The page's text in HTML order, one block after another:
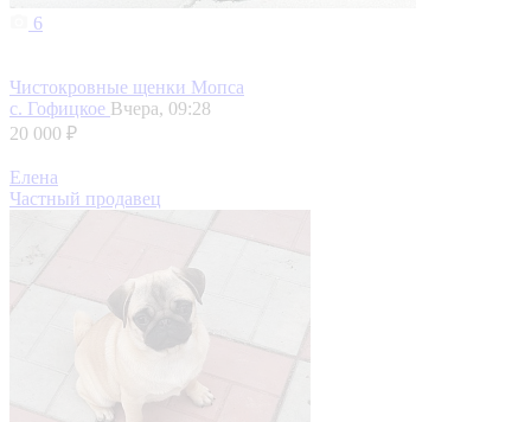
6
Чистокровные щенки Мопса
с. Гофицкое Вчера, 09:28
20 000 ₽
Елена
Частный продавец